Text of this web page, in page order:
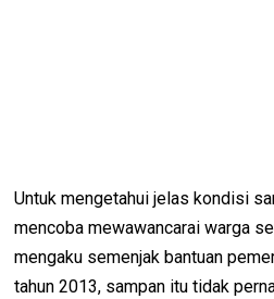
Untuk mengetahui jelas kondisi
mencoba mewawancarai warga
mengaku semenjak bantuan
tahun 2013, sampan itu tidak